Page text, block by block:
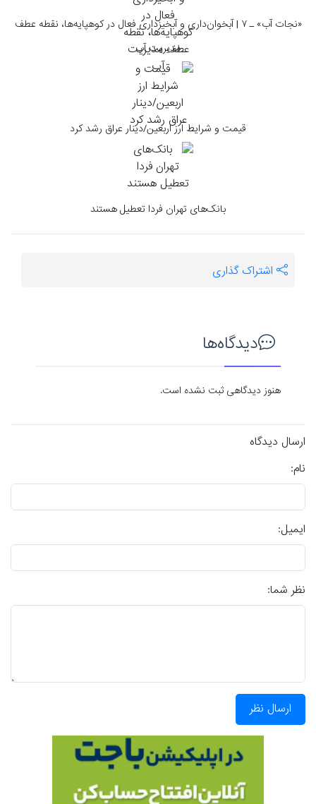
«نجات آب» ـ ۷ | آبخوان‌داری و آبخیزداری فعال در کوهپایه‌ها، نقطه عطف
مدیریت آب
قیمت و شرایط ارز اربعین/دینار عراق رشد کرد
بانک‌های تهران فردا تعطیل هستند
اشتراک گذاری
دیدگاه‌ها
هنوز دیدگاهی ثبت نشده است.
ارسال دیدگاه
نام:
ایمیل:
نظر شما:
ارسال نظر